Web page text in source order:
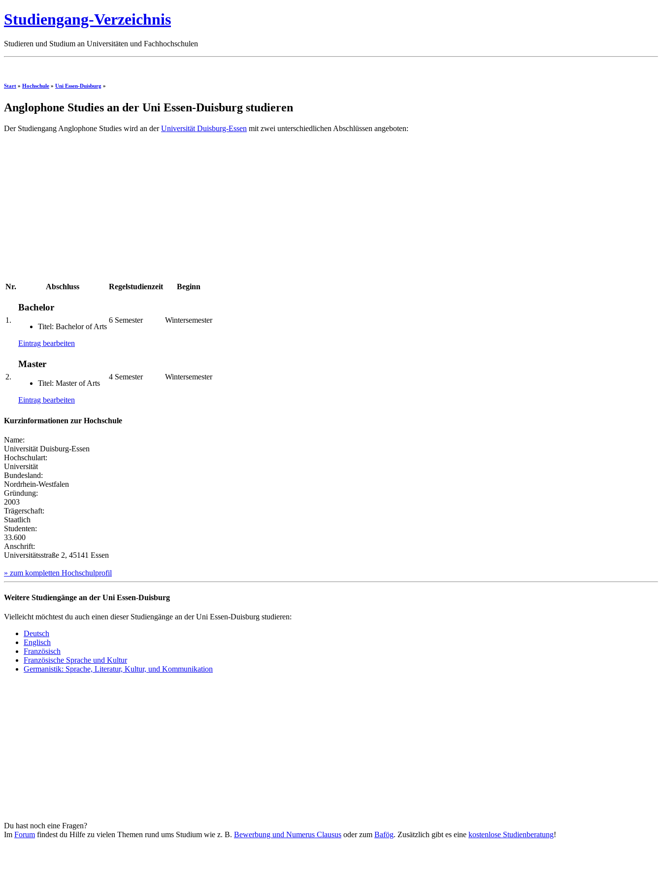
Studiengang-Verzeichnis
Studieren und Studium an Universitäten und Fachhochschulen
Start » Hochschule » Uni Essen-Duisburg »
Anglophone Studies an der Uni Essen-Duisburg studieren
Der Studiengang Anglophone Studies wird an derUniversität Duisburg-Essen mit zwei unterschiedlichen Abschlüssen angeboten:
Nr. Abschluss Regelstudienzeit Beginn
1.
Bachelor
Titel: Bachelor of Arts
Eintrag bearbeiten
6 Semester Wintersemester
2.
Master
Titel: Master of Arts
Eintrag bearbeiten
4 Semester Wintersemester
Kurzinformationen zur Hochschule
Name:
Universität Duisburg-Essen
Hochschulart:
Universität
Bundesland:
Nordrhein-Westfalen
Gründung:
2003
Trägerschaft:
Staatlich
Studenten:
33.600
Anschrift:
Universitätsstraße 2, 45141 Essen
» zum kompletten Hochschulprofil
Weitere Studiengänge an der Uni Essen-Duisburg
Vielleicht möchtest du auch einen dieser Studiengänge an der Uni Essen-Duisburg studieren:
Deutsch
Englisch
Französisch
Französische Sprache und Kultur
Germanistik: Sprache, Literatur, Kultur, und Kommunikation
Du hast noch eine Fragen?
Im Forum findest du Hilfe zu vielen Themen rund ums Studium wie z. B. Bewerbung und Numerus Clausus oder zum Bafög. Zusätzlich gibt es eine kostenlose Studienberatung!